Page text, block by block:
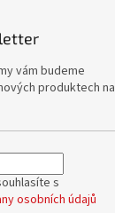
vám budeme
produktech na
s
osobních údajů